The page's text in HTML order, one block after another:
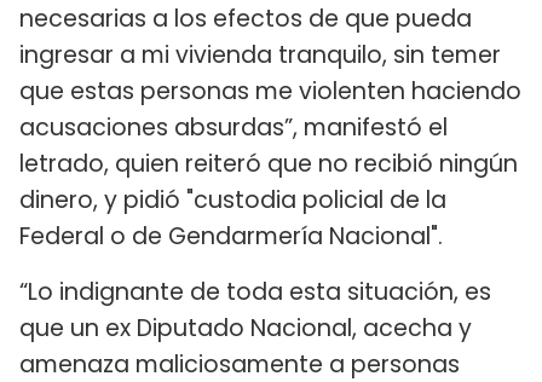
necesarias a los efectos de que pueda
ingresar a mi vivienda tranquilo, sin temer
que estas personas me violenten haciendo
acusaciones absurdas”, manifestó el
letrado, quien reiteró que no recibió ningún
dinero, y pidió "custodia policial de la
Federal o de Gendarmería Nacional".
“Lo indignante de toda esta situación, es
que un ex Diputado Nacional, acecha y
amenaza maliciosamente a personas